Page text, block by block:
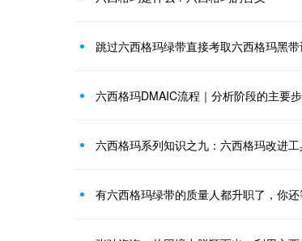
跳过六西格玛绿带直接考取六西格玛黑
六西格玛DMAIC流程｜分析阶段的主要
六西格玛系列知识之九：六西格玛改进
有六西格玛绿带的质量人都升职了，你还